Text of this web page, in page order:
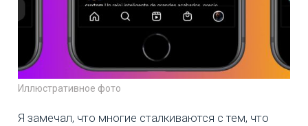
Иллюстративное фото
Я замечал, что многие сталкиваются с тем, что